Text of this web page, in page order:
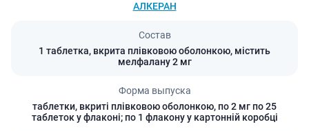
АЛКЕРАН
Состав
1 таблетка, вкрита плівковою оболонкою, містить
мелфалану 2 мг
Форма выпуска
таблетки, вкриті плівковою оболонкою, по 2 мг по 25
таблеток у флаконі; по 1 флакону у картонній коробці